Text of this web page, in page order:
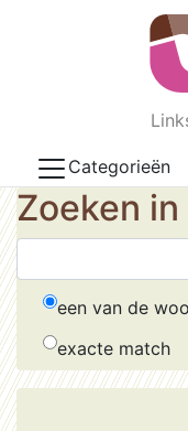
Skip to main content
Categorieën
Zoeken
een van de
exacte match